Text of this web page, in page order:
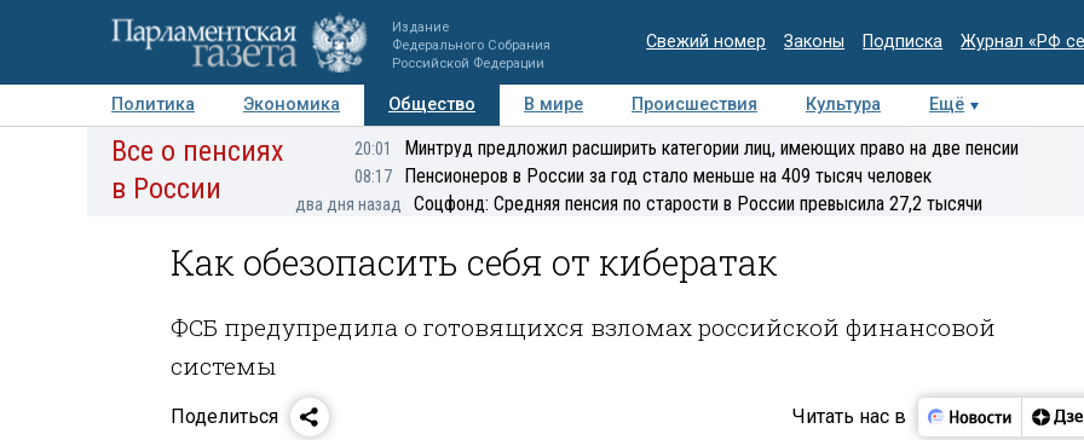
Издание
Федерального Собрания
Российской Федерации
Свежий номер Законы Подписка Журнал «РФ
Политика Экономика Общество В мире Происшествия Культура Ещё
Авторы Персоны Мнения Регионы Медиацентр Интервью Колумнисты
Деловая
Все о пенсиях
в России
20:01 Минтруд предложил расширить категории лиц, имеющих право на две пенсии
08:17 Пенсионеров в России за год стало меньше на 409 тысяч человек
два дня назад Соцфонд: Средняя пенсия по старости в России превысила 27,2 тысячи
Как обезопасить себя от кибератак
ФСБ предупредила о готовящихся взломах российской финансовой
системы
Поделиться Читать нас в